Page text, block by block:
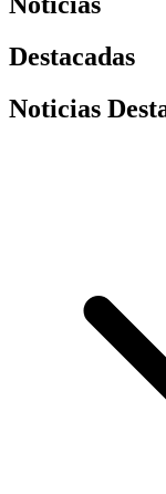
Destacadas
Noticias